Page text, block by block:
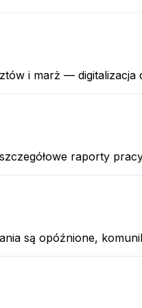
i marż — digitalizacja
raporty
są opóźnione,